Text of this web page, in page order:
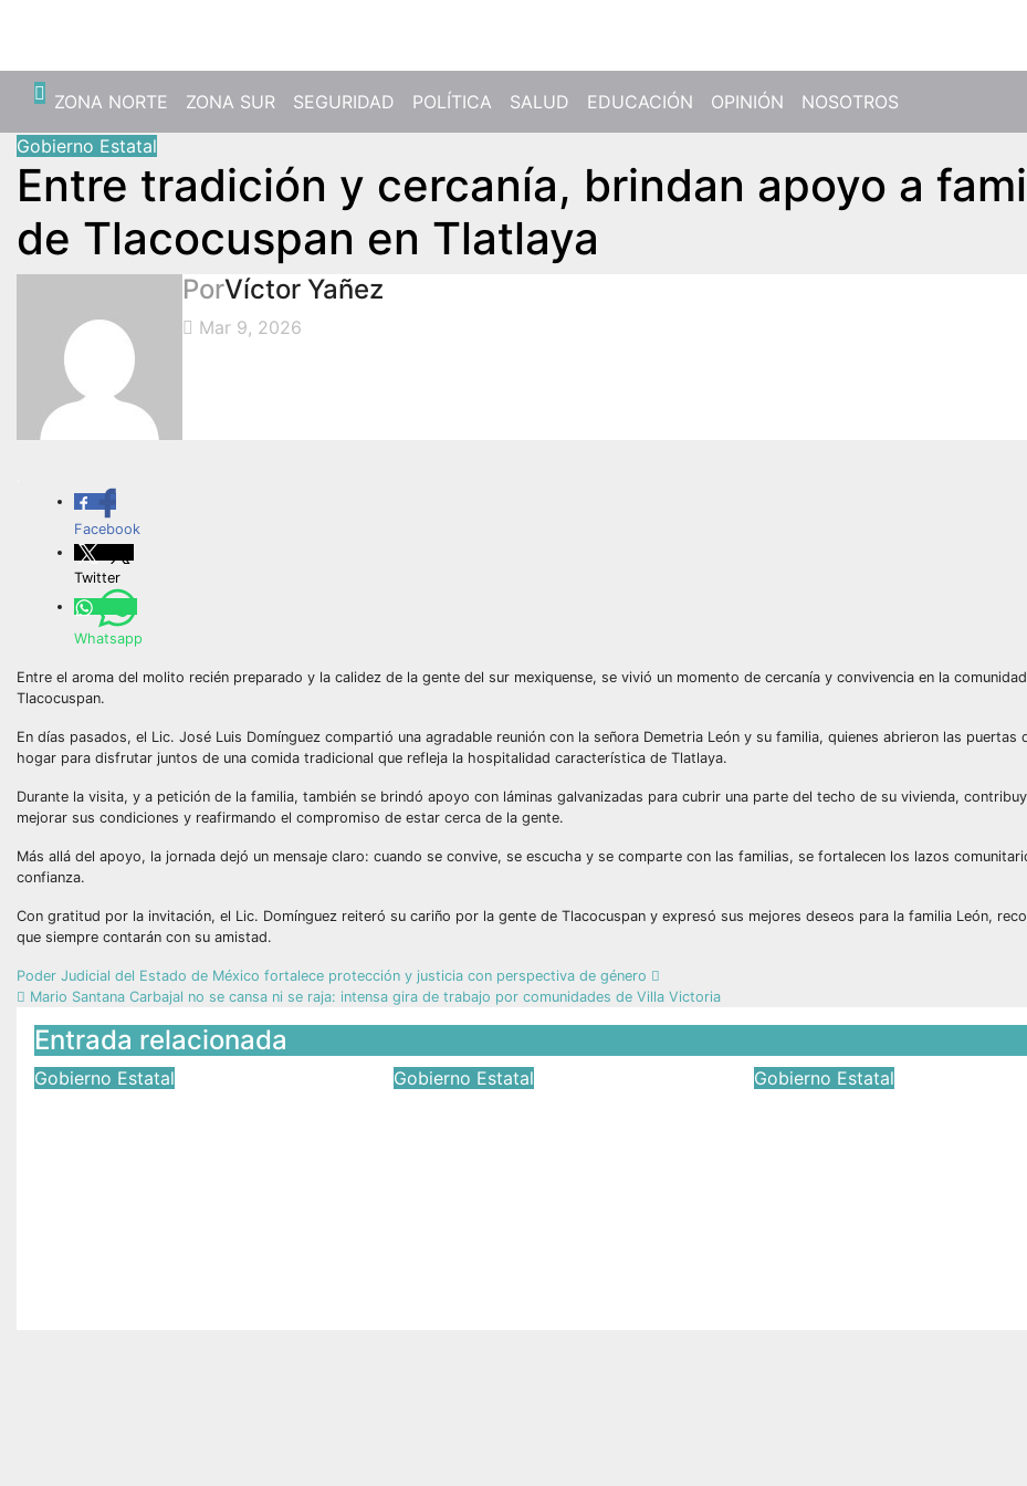
ZONA NORTE ZONA SUR SEGURIDAD POLÍTICA SALUD EDUCACIÓN OPINIÓN
NOSOTROS
Gobierno Estatal
Entre tradición y cercanía, brindan apoyo a
de Tlacocuspan en Tlatlaya
PorVíctor Yañez
Mar 9, 2026
Facebook
Twitter
Whatsapp
Entre el aroma del molito recién preparado y la calidez de la gente del sur mexiquense, se vivió un momento de cercanía y convivencia en la
Tlacocuspan.
En días pasados, el Lic. José Luis Domínguez compartió una agradable reunión con la señora Demetria León y su familia, quienes abrieron las puertas
hogar para disfrutar juntos de una comida tradicional que refleja la hospitalidad característica de Tlatlaya.
Durante la visita, y a petición de la familia, también se brindó apoyo con láminas galvanizadas para cubrir una parte del techo de su vivienda,
mejorar sus condiciones y reafirmando el compromiso de estar cerca de la gente.
Más allá del apoyo, la jornada dejó un mensaje claro: cuando se convive, se escucha y se comparte con las familias, se fortalecen los lazos
confianza.
Con gratitud por la invitación, el Lic. Domínguez reiteró su cariño por la gente de Tlacocuspan y expresó sus mejores deseos para la familia León,
que siempre contarán con su amistad.
Poder Judicial del Estado de México fortalece protección y justicia con perspectiva de género
Mario Santana Carbajal no se cansa ni se raja: intensa gira de trabajo por comunidades de Villa Victoria
Entrada relacionada
Gobierno Estatal Gobierno Estatal Gobierno Estatal